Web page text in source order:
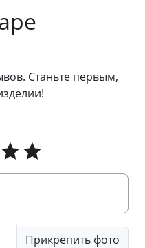
Станьте первым,
Прикрепить фото